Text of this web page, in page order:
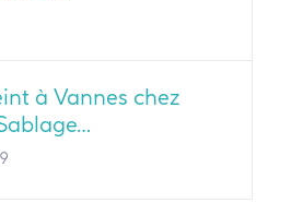
à Vannes chez